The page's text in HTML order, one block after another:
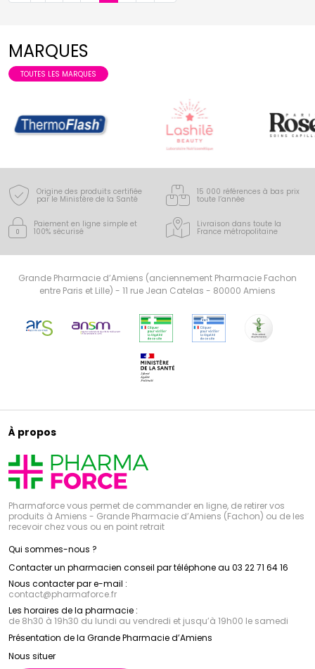
MARQUES
TOUTES LES MARQUES
Origine des produits certifiée
par le Ministère de la Santé
15 000 références à bas prix
toute l’année
Paiement en ligne simple et
100% sécurisé
Livraison dans toute la
France métropolitaine
Grande Pharmacie d’Amiens (anciennement Pharmacie Fachon
entre Paris et Lille) - 11 rue Jean Catelas - 80000 Amiens
À propos
Pharmaforce vous permet de commander en ligne, de retirer vos
produits à Amiens - Grande Pharmacie d’Amiens (Fachon) ou de les
recevoir chez vous ou en point retrait
Qui sommes-nous ?
Contacter un pharmacien conseil par téléphone au 03 22 71 64 16
Nous contacter par e-mail :
contact@pharmaforce.fr
Les horaires de la pharmacie :
de 8h30 à 19h30 du lundi au vendredi et jusqu’à 19h00 le samedi
Présentation de la Grande Pharmacie d’Amiens
Nous situer